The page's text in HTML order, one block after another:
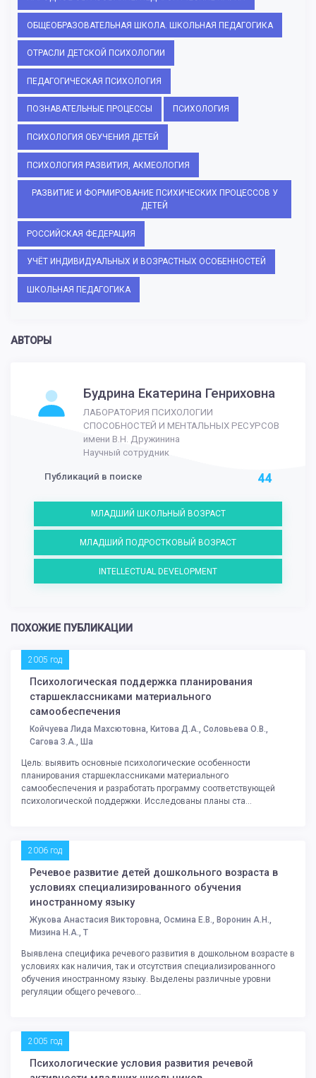
ОБЩЕОБРАЗОВАТЕЛЬНАЯ ШКОЛА. ШКОЛЬНАЯ ПЕДАГОГИКА
ОТРАСЛИ ДЕТСКОЙ ПСИХОЛОГИИ
ПЕДАГОГИЧЕСКАЯ ПСИХОЛОГИЯ
ПОЗНАВАТЕЛЬНЫЕ ПРОЦЕССЫ ПСИХОЛОГИЯ
ПСИХОЛОГИЯ ОБУЧЕНИЯ ДЕТЕЙ
ПСИХОЛОГИЯ РАЗВИТИЯ, АКМЕОЛОГИЯ
РАЗВИТИЕ И ФОРМИРОВАНИЕ ПСИХИЧЕСКИХ ПРОЦЕССОВ У
ДЕТЕЙ
РОССИЙСКАЯ ФЕДЕРАЦИЯ
УЧЁТ ИНДИВИДУАЛЬНЫХ И ВОЗРАСТНЫХ ОСОБЕННОСТЕЙ
ШКОЛЬНАЯ ПЕДАГОГИКА
АВТОРЫ
Будрина Екатерина Генриховна
ЛАБОРАТОРИЯ ПСИХОЛОГИИ
СПОСОБНОСТЕЙ И МЕНТАЛЬНЫХ РЕСУРСОВ
имени В.Н. Дружинина
Научный сотрудник
Публикаций в поиске 44
МЛАДШИЙ ШКОЛЬНЫЙ ВОЗРАСТ
МЛАДШИЙ ПОДРОСТКОВЫЙ ВОЗРАСТ
INTELLECTUAL DEVELOPMENT
ПОХОЖИЕ ПУБЛИКАЦИИ
2005 год
Психологическая поддержка планирования
старшеклассниками материального
самообеспечения
Койчуева Лида Махсютовна, Китова Д.А., Соловьева О.В.,
Сагова З.А., Ша
Цель: выявить основные психологические особенности
планирования старшеклассниками материального
самообеспечения и разработать программу соответствующей
психологической поддержки. Исследованы планы ста...
2006 год
Речевое развитие детей дошкольного возраста в
условиях специализированного обучения
иностранному языку
Жукова Анастасия Викторовна, Осмина Е.В., Воронин А.Н.,
Мизина Н.А., Т
Выявлена специфика речевого развития в дошкольном возрасте в
условиях как наличия, так и отсутствия специализированного
обучения иностранному языку. Выделены различные уровни
регуляции общего речевого...
2005 год
Психологические условия развития речевой